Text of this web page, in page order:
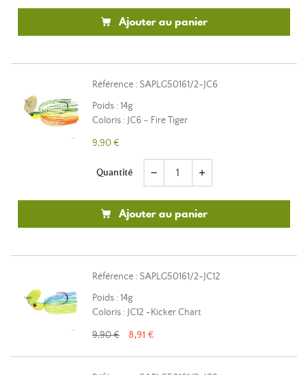
Ajouter au panier
Référence : SAPLG50161/2-JC6
Poids : 14g
Coloris : JC6 - Fire Tiger
9,90 €
Quantité remove add
Ajouter au panier
Référence : SAPLG50161/2-JC12
Poids : 14g
Coloris : JC12 -Kicker Chart
9,90 € 8,91 €